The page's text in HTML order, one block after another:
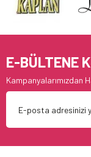
E-BÜLTENE
Kampanyalarımızdan